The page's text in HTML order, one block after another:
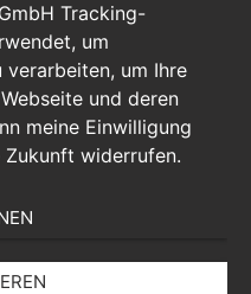
Tracking-
um
um Ihre
und deren
meine Einwilligung
widerrufen.